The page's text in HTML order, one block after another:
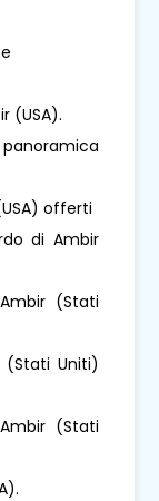
(USA).
offerti
di Ambir
(Stati
(Stati Uniti)
(Stati